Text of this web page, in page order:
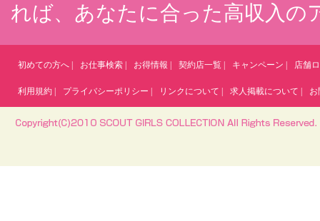
れば、あなたに合った高収入
初めての方へ お仕事検索 お得情報 契約店一覧 キャンペーン 店舗
利用規約 プライバシーポリシー リンクについて 求人掲載について お